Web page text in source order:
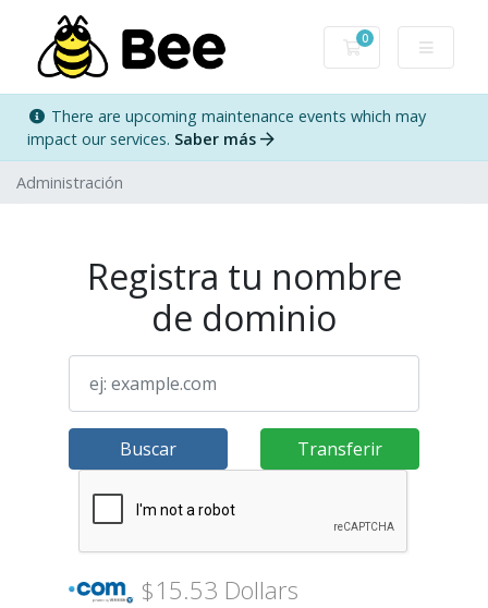
0
Carro de Pedidos
There are upcoming maintenance events which may
impact our services. Saber más
Administración
Registra tu nombre
de dominio
Buscar Transferir
$15.53 Dollars